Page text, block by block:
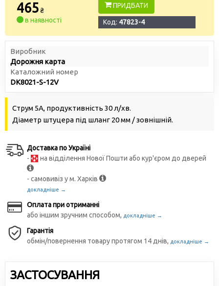
465₴
в наявності
ПРИДБАТИ
Код: 47823-4
Виробник
Дорожня карта
Каталожний номер
DK8021-S-12V
Струм 5А, продуктивність 30 л/хв.
Діаметр штуцера під шланг 20 мм / зовнішній.
Доставка по Україні
-
на відділення Нової Пошти або кур'єром до дверей
- самовивіз у м. Харків
докладніше →
Оплата при отриманні
або іншим зручним способом, докладніше →
Гарантія
обмін/повернення товару протягом 14 днів, докладніше →
ЗАСТОСУВАННЯ